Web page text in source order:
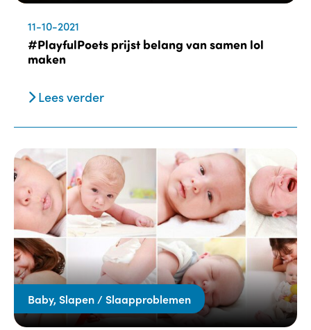
11-10-2021
#PlayfulPoets prijst belang van samen lol
maken
Lees verder
Baby, Slapen / Slaapproblemen